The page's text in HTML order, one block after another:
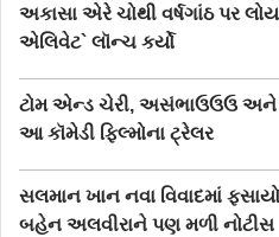
અકાસા એરે ચોથી વર્ષગાંઠ પર
એલિવેટ` લૉન્ચ કર્યો
ટોમ એન્ડ ચેરી, અસંભાઉઉઉ અને
આ કૉમેડી ફિલ્મોના ટ્રેલર
સલમાન ખાન નવા વિવાદમાં
બહેન અલવીરાને પણ મળી નોટીસ